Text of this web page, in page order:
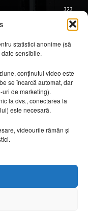
statistici anonime (să
sensibile.
conținutul video este
se încarcă automat, dar
uri de marketing).
la dvs., conectarea la
este necesară.
videourile rămân și
323
126
64
43